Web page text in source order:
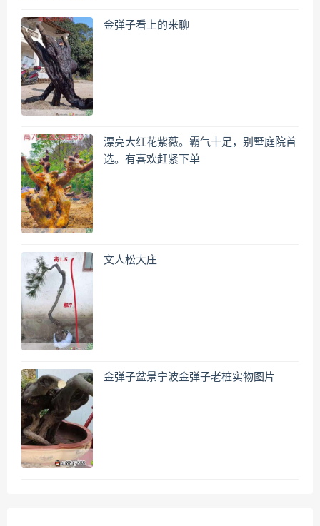
金弹子看上的来聊
漂亮大红花紫薇。霸气十足，别墅庭院首
选。有喜欢赶紧下单
文人松大庄
金弹子盆景宁波金弹子老桩实物图片